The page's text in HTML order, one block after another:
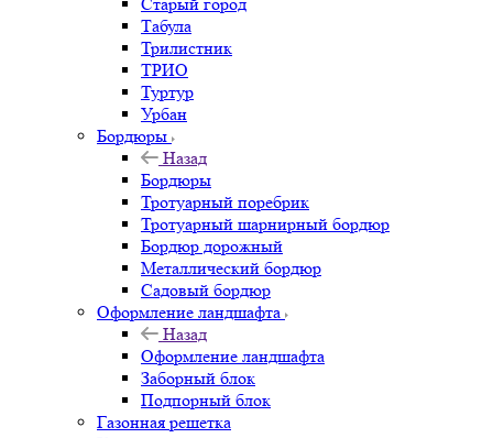
Табула
Трилистник
ТРИО
Туртур
Урбан
Бордюры
Назад
Бордюры
Тротуарный поребрик
Тротуарный шарнирный бордюр
Бордюр дорожный
Металлический бордюр
Садовый бордюр
Оформление ландшафта
Назад
Оформление ландшафта
Заборный блок
Подпорный блок
Газонная решетка